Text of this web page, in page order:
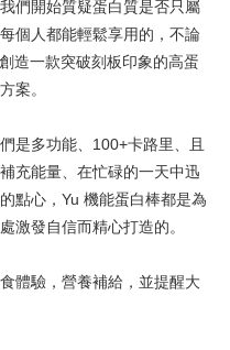
們開始質疑蛋白質是否只屬
個人都能輕鬆享用的，不論
造一款突破刻板印象的高蛋
案。
是多功能、100+卡路里、且
充能量、在忙碌的一天中迅
點心，Yu 機能蛋白棒都是為
激發自信而精心打造的。
體驗，營養補給，並提醒大